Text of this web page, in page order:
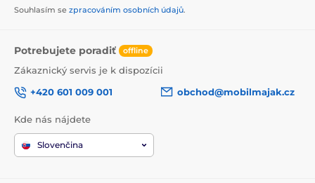
Souhlasím se zpracováním osobních údajů.
Potrebujete poradiť offline
Zákaznický servis je k dispozícii
+420 601 009 001
obchod@mobilmajak.cz
Kde nás nájdete
Slovenčina